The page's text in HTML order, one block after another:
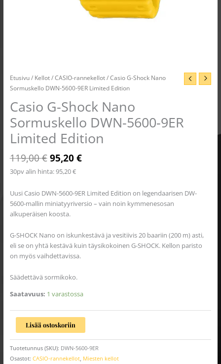
Etusivu/ Kellot/CASIO-rannekellot/ Casio G-Shock Nano
Sormuskello DWN-5600-9ER Limited Edition
Casio G-Shock Nano
Sormuskello DWN-5600-9ER
Limited Edition
119,00€ 95,20€
30pv alin hinta:95,20€
Uusi Casio DWN-5600-9ER Limited Edition on legendaarisen DW-
5600-mallin miniatyyriversio – vain noin kymmenesosan
alkuperäisen koosta.
G-SHOCK Nano on iskunkestävä ja vesitiivis 20 baariin (200 m) asti,
eli se on yhtä kestävä kuin täysikokoinen G-SHOCK. Kellon paristo
on myös vaihdettavissa.
Säädettävä sormikoko.
Saatavuus: 1 varastossa
Lisää ostoskoriin
Tuotetunnus (SKU): DWN-5600-9ER
Osastot: CASIO-rannekellot, Miesten kellot